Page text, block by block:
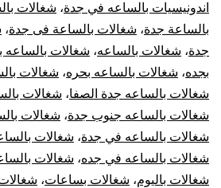
اندونيسيات بالساعه في جدة، شغالات
بالساعة جدة، شغالات بالساعة فى جدة،
جدة، شغالات بالساعه، شغالات بالساعه
بجده، شغالات بالساعه بحره، شغالات
شغالات بالساعه جدة الصفا، شغالات
شغالات بالساعه جنوب جدة، شغالات
شغالات بالساعه في جدة، شغالات
شغالات بالساعه في جده، شغالات
شغالات باليوم، شغالات بساعات،